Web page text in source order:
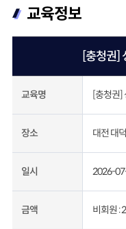
교육정보
[충청권]
교육명 [충청권]
장소 대전 대
일시 2026-
금액 비회원 :